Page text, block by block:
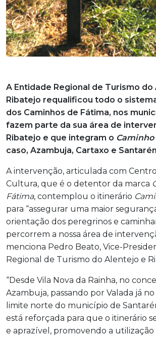
A Entidade Regional de Turismo do
Ribatejo requalificou todo o
dos Caminhos de Fátima, nos
fazem parte da sua área de
Ribatejo e que integram o Caminho
caso, Azambuja, Cartaxo e
A intervenção, articulada com
Cultura, que é o detentor da marca
Fátima, contemplou o itinerário
para “assegurar uma maior
orientação dos peregrinos e
percorrem a nossa área de
menciona Pedro Beato, Vice-
Regional de Turismo do Alentejo e
“Desde Vila Nova da Rainha, no
Azambuja, passando por Valada já
limite norte do município de
está reforçada para que o itinerário
e aprazível, promovendo a utilização